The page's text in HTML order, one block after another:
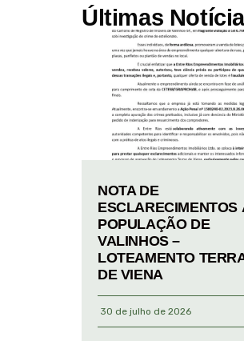
Últimas
NOTA DE
ESCLARECIMENTOS
POPULAÇÃO DE
VALINHOS –
LOTEAMENTO
DE VIENA
30 de julho de 2026